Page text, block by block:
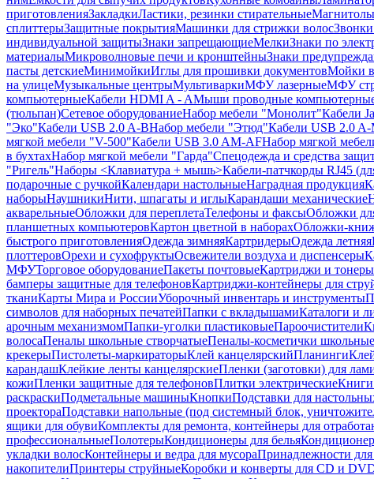
приготовленияЗакладкиЛастики, резинки стирательныеМагнитолы
сплиттерыЗащитные покрытияМашинки для стрижки волос
индивидуальной защитыЗнаки запрещающиеМелкиЗнаки по
материалыМикроволновые печи и кронштейныЗнаки
пасты детскиеМинимойкиИглы для прошивки документовМойки
на улицеМузыкальные центрыМультиваркиМФУ лазерныеМФУ
компьютерныеКабели HDMI A - AМыши проводные
(тюльпан)Сетевое оборудованиеНабор мебели "Монолит"Кабели
"Эко"Кабели USB 2.0 A-BНабор мебели "Этюд"Кабели USB 2.0
мягкой мебели "V-500"Кабели USB 3.0 AM-AFНабор мягкой
в бухтахНабор мягкой мебели "Гарда"Спецодежда и средства
"Ригель"Наборы <Клавиатура + мышь>Кабели-патчкорды RJ45
подарочные с ручкойКалендари настольныеНаградная продукция
наборыНаушникиНити, шпагаты и иглыКарандаши механические
акварельныеОбложки для переплетаТелефоны и факсыОбложки
планшетных компьютеровКартон цветной в наборахОбложки-
быстрого приготовленияОдежда зимняяКартридерыОдежда летняя
плоттеровОрехи и сухофруктыОсвежители воздуха и диспенсеры
МФУТорговое оборудованиеПакеты почтовыеКартриджи и
бамперы защитные для телефоновКартриджи-контейнеры для
тканиКарты Мира и РоссииУборочный инвентарь и инструменты
символов для наборных печатейПапки с вкладышамиКаталоги и
арочным механизмомПапки-уголки пластиковыеПароочистители
волосаПеналы школьные створчатыеПеналы-косметички школьные
крекерыПистолеты-маркираторыКлей канцелярскийПланинги
карандашКлейкие ленты канцелярскиеПленки (заготовки) для
кожиПленки защитные для телефоновПлитки электрическиеКниги
раскраскиПодметальные машиныКнопкиПодставки для
проектораПодставки напольные (под системный блок,
ящики для обувиКомплекты для ремонта, контейнеры для
профессиональныеПолотерыКондиционеры для белья
укладки волосКонтейнеры и ведра для мусораПринадлежности для
накопителиПринтеры струйныеКоробки и конверты для CD и